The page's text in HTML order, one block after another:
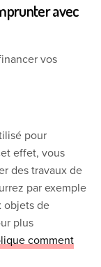
avec
vos
pour
effet, vous
des travaux de
par exemple
objets de
plus
comment